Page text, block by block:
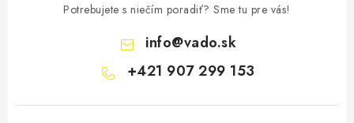
Potrebujete s niečím poradiť? Sme tu pre vás!
info@vado.sk
+421 907 299 153